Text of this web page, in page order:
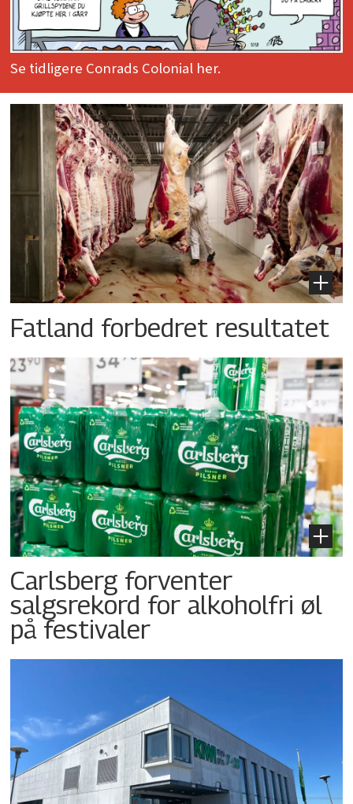
Se tidligere Conrads Colonial her.
Fatland forbedret resultatet
Carlsberg forventer
salgsrekord for alkoholfri øl
på festivaler